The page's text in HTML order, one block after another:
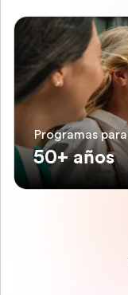
Programas para
50+ años